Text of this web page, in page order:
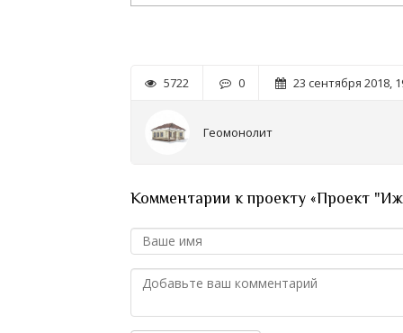
5722 0 23 сентября 2018,
Геомонолит
Комментарии к проекту «Проект